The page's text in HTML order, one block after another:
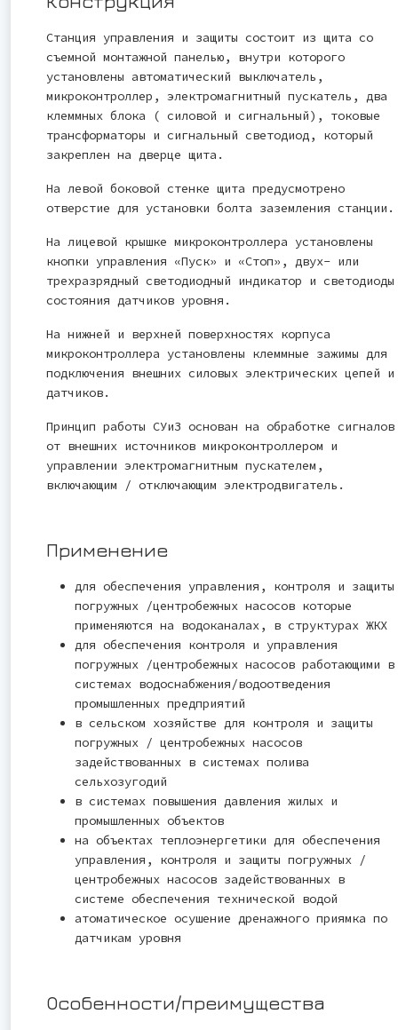
Станция управления и защиты состоит из щита со
съемной монтажной панелью, внутри которого
установлены автоматический выключатель,
микроконтроллер, электромагнитный пускатель, два
клеммных блока ( силовой и сигнальный), токовые
трансформаторы и сигнальный светодиод, который
закреплен на дверце щита.
На левой боковой стенке щита предусмотрено
отверстие для установки болта заземления станции.
На лицевой крышке микроконтроллера установлены
кнопки управления «Пуск» и «Стоп», двух- или
трехразрядный светодиодный индикатор и светодиоды
состояния датчиков уровня.
На нижней и верхней поверхностях корпуса
микроконтроллера установлены клеммные зажимы для
подключения внешних силовых электрических цепей и
датчиков.
Принцип работы СУиЗ основан на обработке сигналов
от внешних источников микроконтроллером и
управлении электромагнитным пускателем,
включающим / отключающим электродвигатель.
Применение
для обеспечения управления, контроля и защиты
погружных /центробежных насосов которые
применяются на водоканалах, в структурах ЖКХ
для обеспечения контроля и управления
погружных /центробежных насосов работающими в
системах водоснабжения/водоотведения
промышленных предприятий
в сельском хозяйстве для контроля и защиты
погружных / центробежных насосов
задействованных в системах полива
сельхозугодий
в системах повышения давления жилых и
промышленных объектов
на объектах теплоэнергетики для обеспечения
управления, контроля и защиты погружных /
центробежных насосов задействованных в
системе обеспечения технической водой
атоматическое осушение дренажного приямка по
датчикам уровня
Особенности/преимущества